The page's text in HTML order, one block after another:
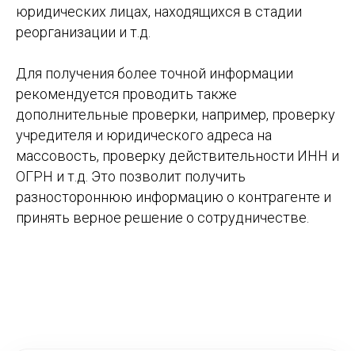
юридических лицах, находящихся в стадии
реорганизации и т.д.
Для получения более точной информации
рекомендуется проводить также
дополнительные проверки, например, проверку
учредителя и юридического адреса на
массовость, проверку действительности ИНН и
ОГРН и т.д. Это позволит получить
разностороннюю информацию о контрагенте и
принять верное решение о сотрудничестве.